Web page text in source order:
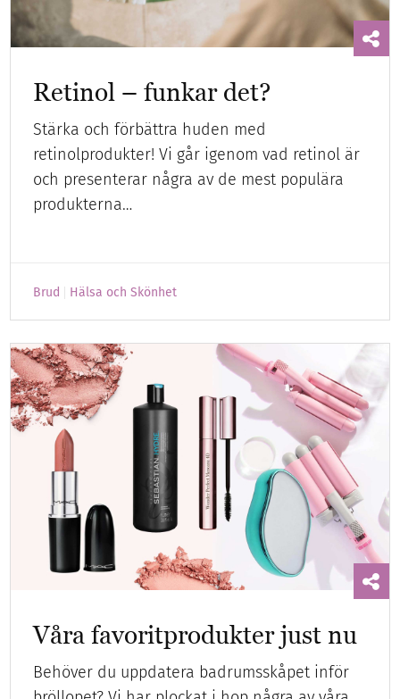
Retinol – funkar det?
Stärka och förbättra huden med
retinolprodukter! Vi går igenom vad retinol är
och presenterar några av de mest populära
produkterna…
Brud Hälsa och Skönhet
Våra favoritprodukter just nu
Behöver du uppdatera badrumsskåpet inför